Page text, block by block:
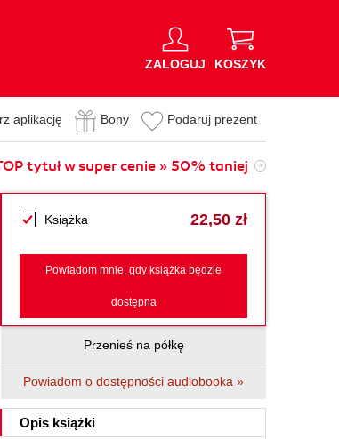
ZALOGUJ KOSZYK
aplikację Bony Podaruj prezent
tytuł w super cenie » 50% taniej
Książka 22,50 zł
Powiadom mnie, gdy książka będzie
dostępna
Przenieś na półkę
Powiadom o dostępności audiobooka »
Opis książki